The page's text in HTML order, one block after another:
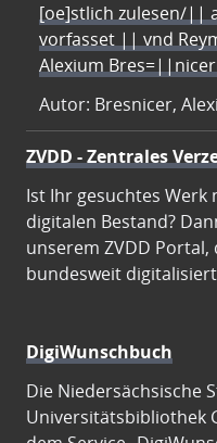
[oe]stlich zulesen/||
vorfasset || vnd
Alexium
Autor: Bresnicer,
ZVDD - Zentrales
Ist Ihr gesuchtes
digitalen Bestand?
unserem ZVDD Portal,
bundesweit
DigiWunschbuch
Die Niedersächsische
Universitätsbibliothek